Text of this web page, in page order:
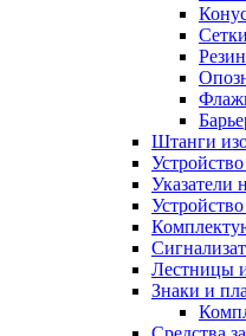
Штанги
Указатели
Лестницы
Знаки и